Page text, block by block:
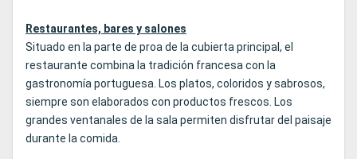
Restaurantes, bares y salones
Situado en la parte de proa de la cubierta principal, el
restaurante combina la tradición francesa con la
gastronomía portuguesa. Los platos, coloridos y sabrosos,
siempre son elaborados con productos frescos. Los
grandes ventanales de la sala permiten disfrutar del paisaje
durante la comida.